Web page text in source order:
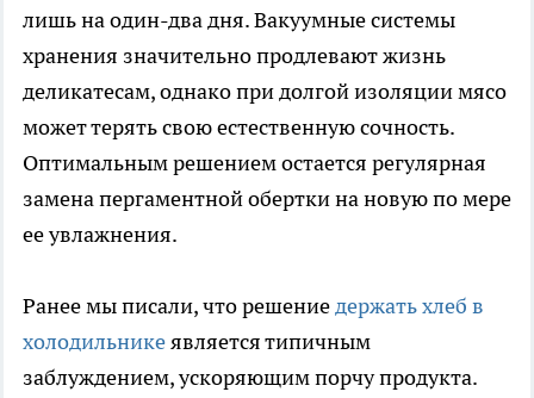
лишь на один-два дня. Вакуумные системы
хранения значительно продлевают жизнь
деликатесам, однако при долгой изоляции мясо
может терять свою естественную сочность.
Оптимальным решением остается регулярная
замена пергаментной обертки на новую по мере
ее увлажнения.
Ранее мы писали, что решениедержать хлеб в
холодильникеявляется типичным
заблуждением, ускоряющим порчу продукта.